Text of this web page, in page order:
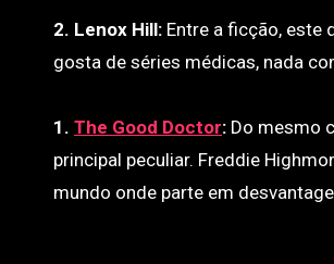
2. Lenox Hill: Entre a ficção, este
gosta de séries médicas, nada
1. The Good Doctor: Do mesmo
principal peculiar. Freddie
mundo onde parte em